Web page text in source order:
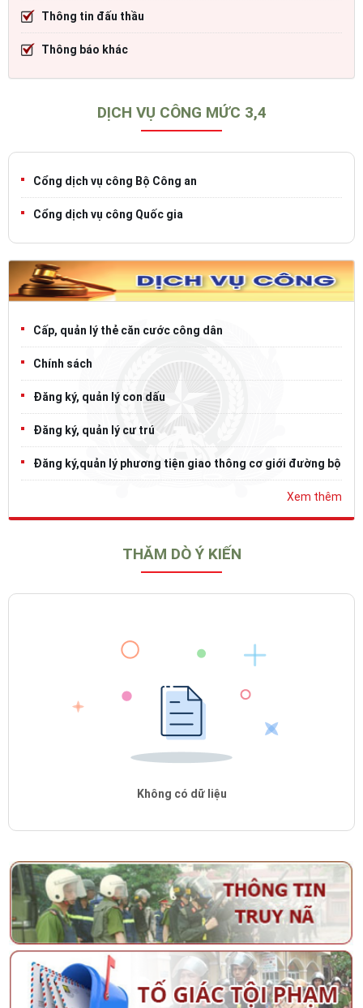
Thông tin đấu thầu
Thông báo khác
DỊCH VỤ CÔNG MỨC 3,4
Cổng dịch vụ công Bộ Công an
Cổng dịch vụ công Quốc gia
Cấp, quản lý thẻ căn cước công dân
Chính sách
Đăng ký, quản lý con dấu
Đăng ký, quản lý cư trú
Đăng ký,quản lý phương tiện giao thông cơ giới đường bộ
Xem thêm
THĂM DÒ Ý KIẾN
Không có dữ liệu